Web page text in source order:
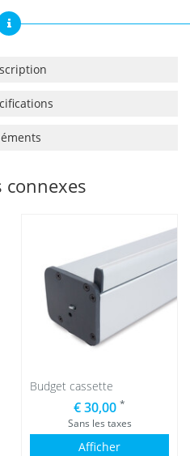
connexes
Budget cassette
€ 30,00 *
Sans les taxes
Afficher